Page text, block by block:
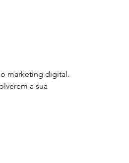
marketing digital.
a sua